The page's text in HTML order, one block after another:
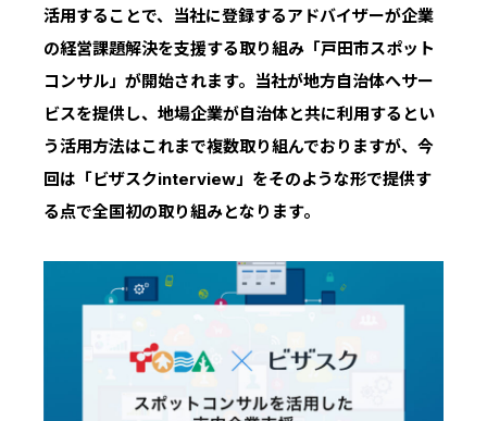
コーポレート・ガバナンス
よくある質問
ディスクロージャーポリシー
免責事項
活用することで、当社に登録するアドバイザーが企業
の経営課題解決を支援する取り組み「戸田市スポット
コンサル」が開始されます。当社が地方自治体へサー
ビスを提供し、地場企業が自治体と共に利用するとい
う活用方法はこれまで複数取り組んでおりますが、今
回は「ビザスクinterview」をそのような形で提供す
る点で全国初の取り組みとなります。